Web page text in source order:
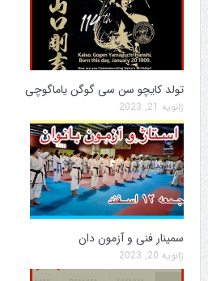
تولد کایچو سن سی گوگن یاماگوچی
ژانویه 21, 2023
سمینار فنی و آزمون دان
ژانویه 20, 2023